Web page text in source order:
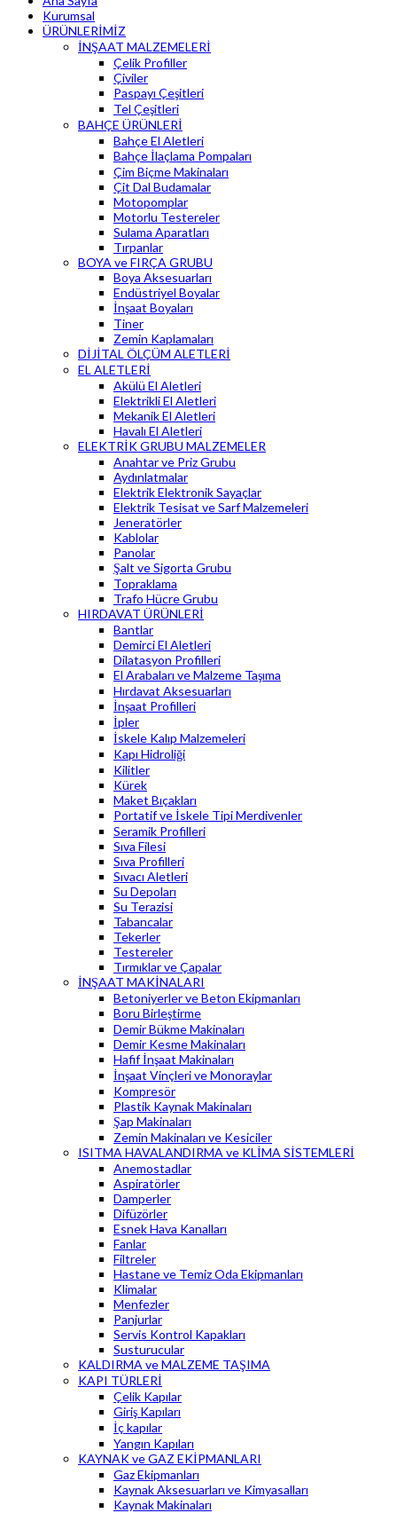
Kurumsal
ÜRÜNLERİMİZ
İNŞAAT MALZEMELERİ
Çelik Profiller
Çiviler
Paspayı Çeşitleri
Tel Çeşitleri
BAHÇE ÜRÜNLERİ
Bahçe El Aletleri
Bahçe İlaçlama Pompaları
Çim Biçme Makinaları
Çit Dal Budamalar
Motopomplar
Motorlu Testereler
Sulama Aparatları
Tırpanlar
BOYA ve FIRÇA GRUBU
Boya Aksesuarları
Endüstriyel Boyalar
İnşaat Boyaları
Tiner
Zemin Kaplamaları
DİJİTAL ÖLÇÜM ALETLERİ
EL ALETLERİ
Akülü El Aletleri
Elektrikli El Aletleri
Mekanik El Aletleri
Havalı El Aletleri
ELEKTRİK GRUBU MALZEMELER
Anahtar ve Priz Grubu
Aydınlatmalar
Elektrik Elektronik Sayaçlar
Elektrik Tesisat ve Sarf Malzemeleri
Jeneratörler
Kablolar
Panolar
Şalt ve Sigorta Grubu
Topraklama
Trafo Hücre Grubu
HIRDAVAT ÜRÜNLERİ
Bantlar
Demirci El Aletleri
Dilatasyon Profilleri
El Arabaları ve Malzeme Taşıma
Hırdavat Aksesuarları
İnşaat Profilleri
İpler
İskele Kalıp Malzemeleri
Kapı Hidroliği
Kilitler
Kürek
Maket Bıçakları
Portatif ve İskele Tipi Merdivenler
Seramik Profilleri
Sıva Filesi
Sıva Profilleri
Sıvacı Aletleri
Su Depoları
Su Terazisi
Tabancalar
Tekerler
Testereler
Tırmıklar ve Çapalar
İNŞAAT MAKİNALARI
Betoniyerler ve Beton Ekipmanları
Boru Birleştirme
Demir Bükme Makinaları
Demir Kesme Makinaları
Hafif İnşaat Makinaları
İnşaat Vinçleri ve Monoraylar
Kompresör
Plastik Kaynak Makinaları
Şap Makinaları
Zemin Makinaları ve Kesiciler
ISITMA HAVALANDIRMA ve KLİMA SİSTEMLERİ
Anemostadlar
Aspiratörler
Damperler
Difüzörler
Esnek Hava Kanalları
Fanlar
Filtreler
Hastane ve Temiz Oda Ekipmanları
Klimalar
Menfezler
Panjurlar
Servis Kontrol Kapakları
Susturucular
KALDIRMA ve MALZEME TAŞIMA
KAPI TÜRLERİ
Çelik Kapılar
Giriş Kapıları
İç kapılar
Yangın Kapıları
KAYNAK ve GAZ EKİPMANLARI
Gaz Ekipmanları
Kaynak Aksesuarları ve Kimyasalları
Kaynak Makinaları